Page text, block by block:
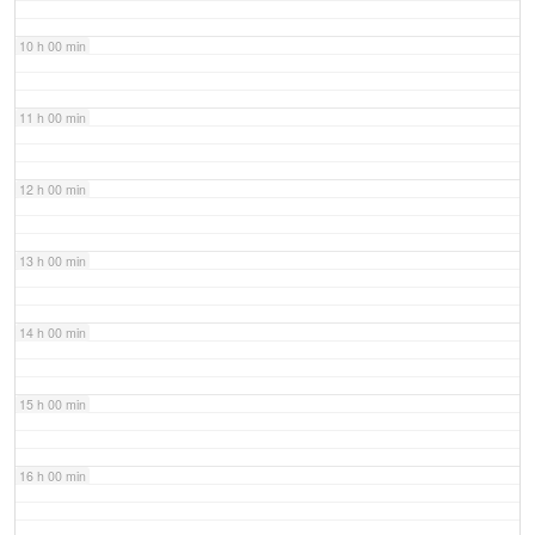
10 h 00 min
11 h 00 min
12 h 00 min
13 h 00 min
14 h 00 min
15 h 00 min
16 h 00 min